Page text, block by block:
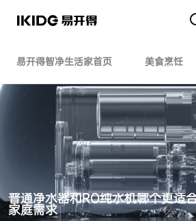
易开得智净生活家首页 美食烹饪
普通净水器和RO纯水机哪个更适
家庭需求